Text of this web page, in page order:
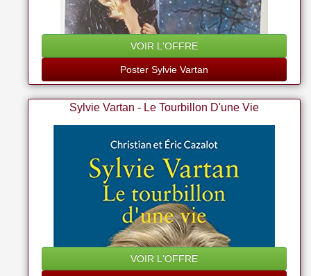
VOIR L'OFFRE
Poster Sylvie Vartan
Sylvie Vartan - Le Tourbillon D'une Vie
VOIR L'OFFRE